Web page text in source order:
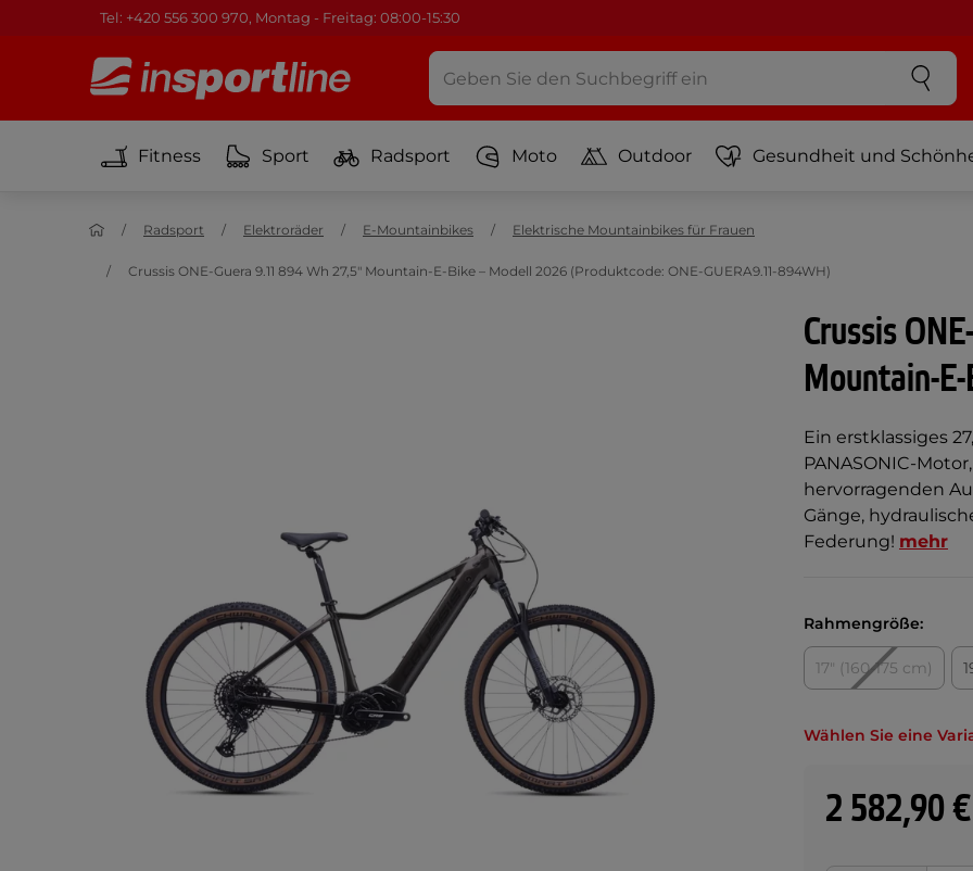
Tel: +420 556 300 970, Montag - Freitag: 08:00-15:30
Fitness Sport Radsport Moto Outdoor Gesundheit und
Radsport Elektroräder E-Mountainbikes Elektrische Mountainbikes für Frauen
Crussis ONE-Guera 9.11 894 Wh 27,5" Mountain-E-Bike – Modell 2026 (Produktcode: ONE-GUERA9.11-894WH)
Crussis
Mountain-
Ein erstklassiges
PANASONIC-
hervorragenden
Gänge,
Federung! mehr
Rahmengröße:
17" (160-175 cm)
Wählen Sie eine
2 582,90 €